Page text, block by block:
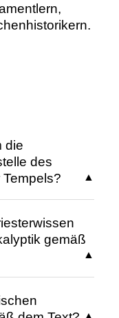
die
des
und
für
da der
gemäß